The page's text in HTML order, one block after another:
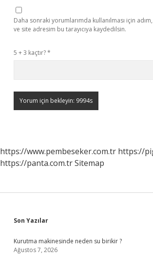
Daha sonraki yorumlarımda kullanılması için
ve site adresim bu tarayıcıya kaydedilsin.
5 + 3 kaçtır?*
https://www.pembeseker.com.tr https://
https://panta.com.trSitemap
Sidebar
Son Yazılar
Kurutma makinesinde neden su birikir ?
Ağustos 7, 2026